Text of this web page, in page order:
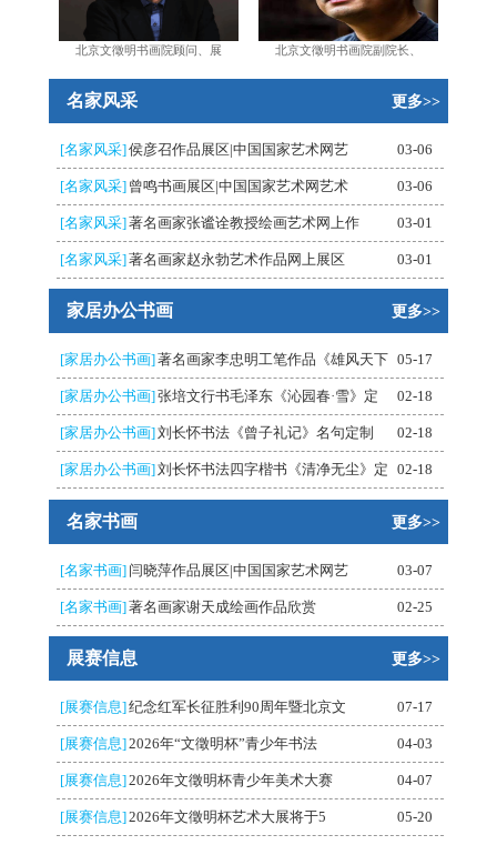
北京文徵明书画院顾问、展 北京文徵明书画院副院长、
名家风采 更多>>
[名家风采]侯彦召作品展区|中国国家艺术网艺 03-06
[名家风采] 曾鸣书画展区|中国国家艺术网艺术 03-06
[名家风采]著名画家张谧诠教授绘画艺术网上作 03-01
[名家风采]著名画家赵永勃艺术作品网上展区 03-01
家居办公书画 更多>>
[家居办公书画] 著名画家李忠明工笔作品《雄风天下 05-17
[家居办公书画] 张培文行书毛泽东《沁园春·雪》定 02-18
[家居办公书画] 刘长怀书法《曾子礼记》名句定制 02-18
[家居办公书画] 刘长怀书法四字楷书《清净无尘》定 02-18
名家书画 更多>>
[名家书画] 闫晓萍作品展区|中国国家艺术网艺 03-07
[名家书画]著名画家谢天成绘画作品欣赏 02-25
展赛信息 更多>>
[展赛信息] 纪念红军长征胜利90周年暨北京文 07-17
[展赛信息] 2026年“文徵明杯”青少年书法 04-03
[展赛信息] 2026年文徵明杯青少年美术大赛 04-07
[展赛信息] 2026年文徵明杯艺术大展将于5 05-20